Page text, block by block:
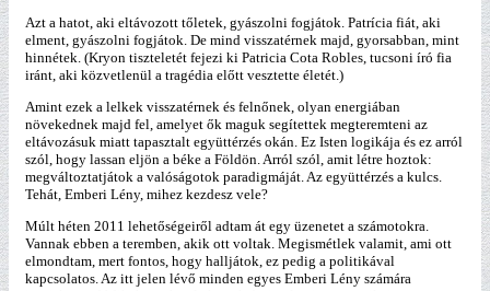
Azt a hatot, aki eltávozott tőletek, gyászolni fogjátok. Patrícia fiát, aki
elment, gyászolni fogjátok. De mind visszatérnek majd, gyorsabban, mint
hinnétek. (Kryon tiszteletét fejezi ki Patricia Cota Robles, tucsoni író fia
iránt, aki közvetlenül a tragédia előtt vesztette életét.)
Amint ezek a lelkek visszatérnek és felnőnek, olyan energiában
növekednek majd fel, amelyet ők maguk segítettek megteremteni az
eltávozásuk miatt tapasztalt együttérzés okán. Ez Isten logikája és ez arról
szól, hogy lassan eljön a béke a Földön. Arról szól, amit létre hoztok:
megváltoztatjátok a valóságotok paradigmáját. Az együttérzés a kulcs.
Tehát, Emberi Lény, mihez kezdesz vele?
Múlt héten 2011 lehetőségeiről adtam át egy üzenetet a számotokra.
Vannak ebben a teremben, akik ott voltak. Megismétlek valamit, ami ott
elmondtam, mert fontos, hogy halljátok, ez pedig a politikával
kapcsolatos. Az itt jelen lévő minden egyes Emberi Lény számára